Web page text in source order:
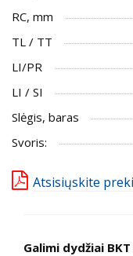
RC, mm
TL / TT
LI/PR
LI / SI
Slėgis, baras
Svoris:
Atsisiųskite
Galimi dydžiai BKT